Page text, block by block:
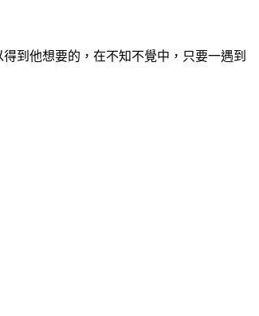
到他想要的，在不知不覺中，只要一遇到